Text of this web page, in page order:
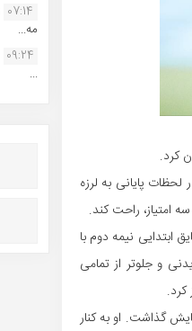
کرد.
پایانی به لرزه
امتیاز، راحت کند.
ابتدایی نیمه دوم با
و جلوتر از تمامی
گذاشت. او به کنار
07:14
مه...
09:24
...